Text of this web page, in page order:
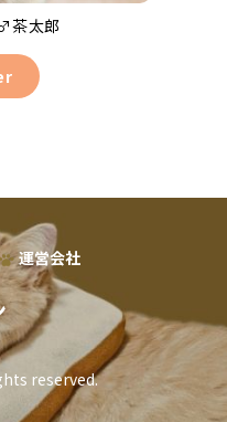
茶太郎
運営会社
reserved.